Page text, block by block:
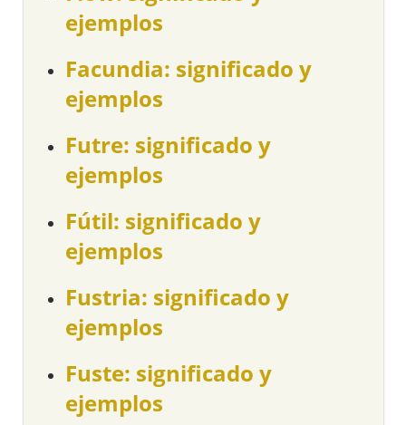
ejemplos
Facundia: significado y
ejemplos
Futre: significado y
ejemplos
Fútil: significado y
ejemplos
Fustria: significado y
ejemplos
Fuste: significado y
ejemplos